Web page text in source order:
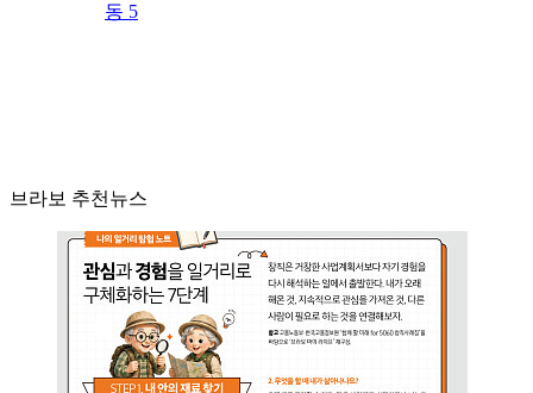
동 5
브라보 추천뉴스